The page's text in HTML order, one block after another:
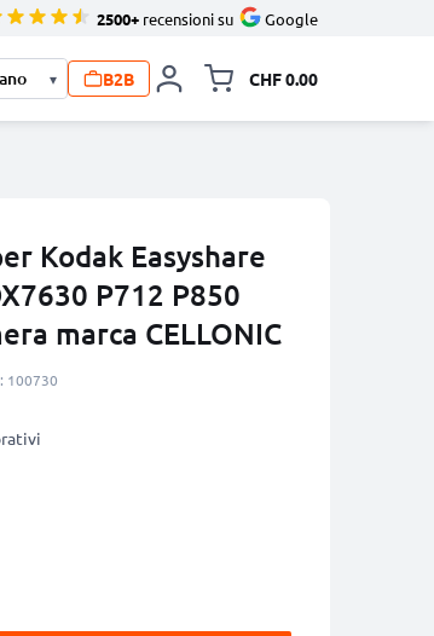
2500+ recensioni su Google
▾ B2B CHF 0.00
Kodak Easyshare
P712 P850
marca CELLONIC
100730